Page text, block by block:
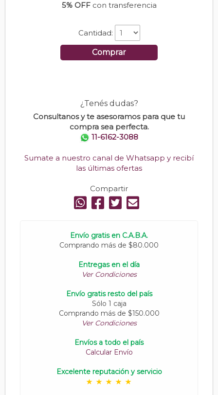
5% OFFcon transferencia
Cantidad:
Comprar
¿Tenés dudas?
Consultanos y te asesoramos para que tu
compra sea perfecta.
11-6162-3088
Sumate a nuestro canal de Whatsapp y recibí
las últimas ofertas
Compartir
Envío gratis en C.A.B.A.
Comprando más de $80.000
Entregas en el día
Ver Condiciones
Envío gratis resto del país
Sólo 1 caja
Comprando más de $150.000
Ver Condiciones
Envíos a todo el país
Calcular Envío
Excelente reputación y servicio